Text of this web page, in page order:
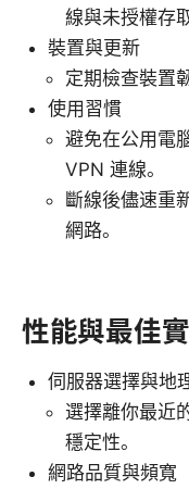
線與未授權存取
裝置與更新
定期檢查裝置
使用習慣
避免在公用電
VPN 連線。
斷線後儘速重
網路。
性能與最佳
伺服器選擇與地
選擇離你最近
穩定性。
網路品質與頻寬